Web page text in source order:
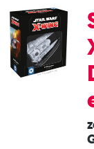
Zestaw dodatkowy frakcji Imperium